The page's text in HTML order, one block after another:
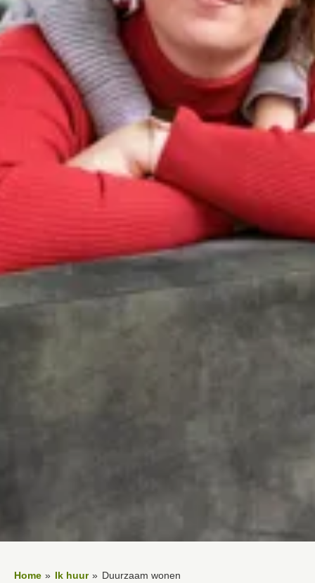
Home Ik huur
Duurzaam wonen